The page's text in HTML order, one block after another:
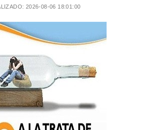
2026-08-06 18:01:00